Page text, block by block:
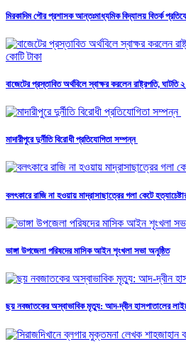
মিরকাদিম পৌর প্রশাসক আন্তঃমাধ্যমিক বিদ্যালয় বিতর্ক
বাজেটের প্রস্তাবিত অর্থবিলে স্বাক্ষর করলেন রাষ্ট্রপতি,
মাদারীপুরে দুর্নীতি বিরোধী প্রতিযোগিতা সম্পন্ন
বলৎকারে রাজি না হওয়ায় মাদ্রাসাছাত্রের গলা কেটে
ভাঙ্গা উপজেলা পরিষদের মাসিক আইন শৃংখলা সভা অনুষ্ঠিত
ছয় নবজাতকের অস্বাভাবিক মৃত্যু: আদ-দ্বীন হাসপাতালের